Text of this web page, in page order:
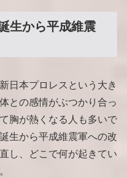
生から平成維震
日本プロレスという大き
との感情がぶつかり合っ
胸が熱くなる人も多いで
生から平成維震軍への改
し、どこで何が起きてい